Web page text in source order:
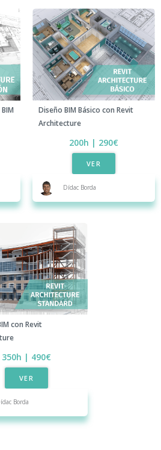
Diseño BIM Básico con Revit
Architecture
200h | 290€​
VER
Dídac Borda
con Revit
350h | 490€
VER
Borda